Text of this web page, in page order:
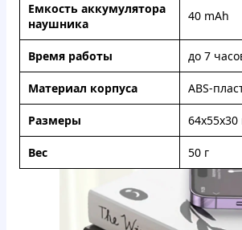
Емкость аккумулятора
наушника
40 mAh
Время работы до 7
Материал корпуса ABS-
Размеры
Вес 50 г